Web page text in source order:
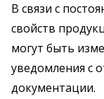
В связи с
свойств
могут быть
уведомления с
документации.